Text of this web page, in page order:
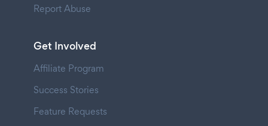
Report Abuse
Get Involved
Affiliate Program
Success Stories
Feature Requests